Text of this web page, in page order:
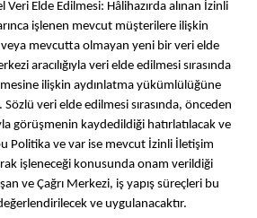
Veri Elde Edilmesi: Hâlihazırda alınan İzinli
işlenen mevcut müşterilere ilişkin
mevcutta olmayan yeni bir veri elde
aracılığıyla veri elde edilmesi sırasında
ilişkin aydınlatma yükümlülüğüne
veri elde edilmesi sırasında, önceden
görüşmenin kaydedildiği hatırlatılacak ve
Politika ve var ise mevcut İzinli İletişim
işleneceği konusunda onam verildiği
ve Çağrı Merkezi, iş yapış süreçleri bu
ve uygulanacaktır.